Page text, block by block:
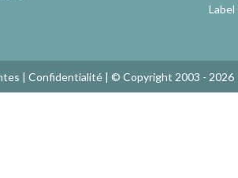
| Confidentialité| © Copyright 2003 - 2026